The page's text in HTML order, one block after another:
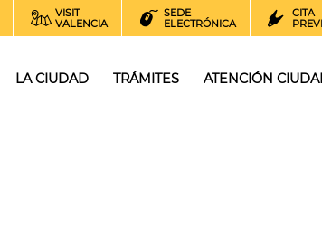
VISIT
VALENCIA
SEDE
ELECTRÓNICA
CITA
LA CIUDAD TRÁMITES ATENCIÓN